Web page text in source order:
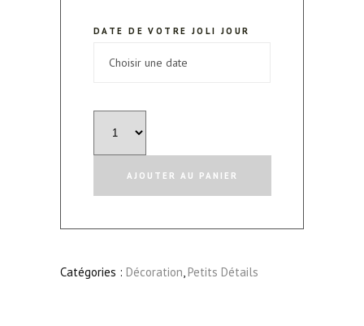
DATE DE VOTRE JOLI JOUR
3
à
AJOUTER AU PANIER
Catégories : Décoration,Petits Détails